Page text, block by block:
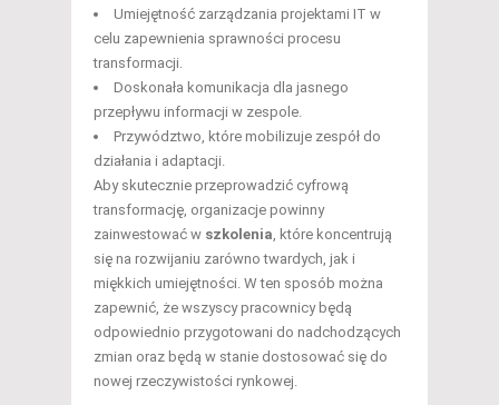
Umiejętność zarządzania projektami IT w
celu zapewnienia sprawności procesu
transformacji.
Doskonała komunikacja dla jasnego
przepływu informacji w zespole.
Przywództwo, które mobilizuje zespół do
działania i adaptacji.
Aby skutecznie przeprowadzić cyfrową
transformację, organizacje powinny
zainwestować w szkolenia, które koncentrują
się na rozwijaniu zarówno twardych, jak i
miękkich umiejętności. W ten sposób można
zapewnić, że wszyscy pracownicy będą
odpowiednio przygotowani do nadchodzących
zmian oraz będą w stanie dostosować się do
nowej rzeczywistości rynkowej.